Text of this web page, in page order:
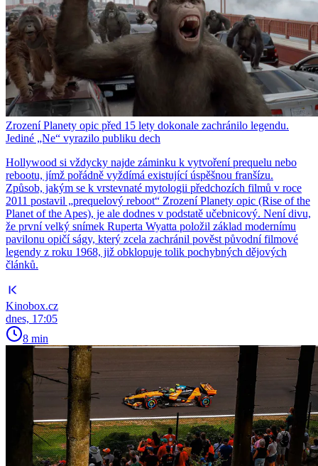
Zrození Planety opic před 15 lety dokonale zachránilo legendu.
Jediné „Ne“ vyrazilo publiku dech
Hollywood si vždycky najde záminku k vytvoření prequelu nebo
rebootu, jímž pořádně vyždímá existující úspěšnou franšízu.
Způsob, jakým se k vrstevnaté mytologii předchozích filmů v roce
2011 postavil „prequelový reboot“ Zrození Planety opic (Rise of the
Planet of the Apes), je ale dodnes v podstatě učebnicový. Není divu,
že první velký snímek Ruperta Wyatta položil základ modernímu
pavilonu opičí ságy, který zcela zachránil pověst původní filmové
legendy z roku 1968, již obklopuje tolik pochybných dějových
článků.
Kinobox.cz
dnes, 17:05
8 min